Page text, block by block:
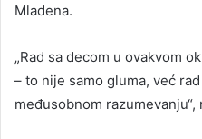
Mladena.
„Rad sa decom u ovakvom
– to nije samo gluma, već
međusobnom